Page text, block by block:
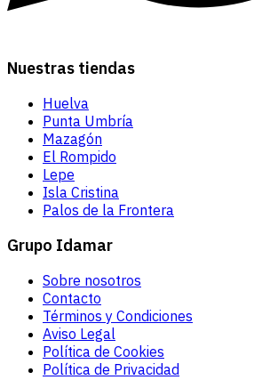
Nuestras tiendas
Huelva
Punta Umbría
Mazagón
El Rompido
Lepe
Isla Cristina
Palos de la Frontera
Grupo Idamar
Sobre nosotros
Contacto
Términos y Condiciones
Aviso Legal
Política de Cookies
Política de Privacidad